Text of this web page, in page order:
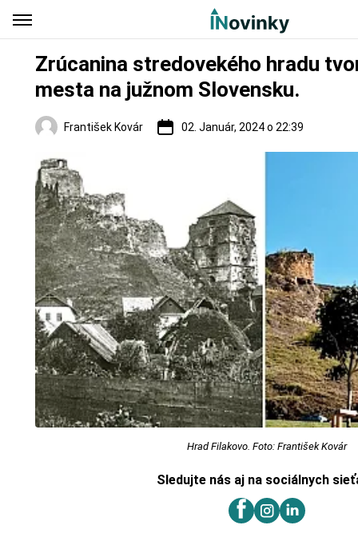
Zrúcanina stredovekého hradu
mesta na južnom Slovensku.
František Kovár 02. Január, 2024 o 22:39
Regióny
Hrad Filakovo. Foto: František Kovár
Sledujte nás aj na sociálnych